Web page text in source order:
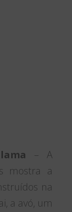
– A
mostra a
na
a avó, um